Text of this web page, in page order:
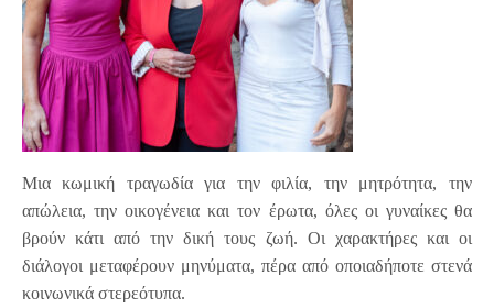
Μια κωμική τραγωδία για την φιλία, την μητρότητα, την
απώλεια, την οικογένεια και τον έρωτα, όλες οι γυναίκες θα
βρούν κάτι από την δική τους ζωή. Οι χαρακτήρες και οι
διάλογοι μεταφέρουν μηνύματα, πέρα από οποιαδήποτε στενά
κοινωνικά στερεότυπα.